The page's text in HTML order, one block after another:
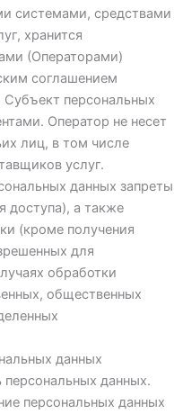
системами, средствами
хранится
(Операторами)
соглашением
персональных
Оператор не несет
лиц, в том числе
услуг.
данных запреты
доступа), а также
(кроме получения
для
обработки
общественных
данных
персональных данных.
персональных данных